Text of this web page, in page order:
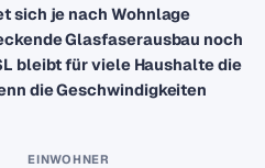
sich je nach Wohnlage
Glasfaserausbau noch
bleibt für viele Haushalte die
die Geschwindigkeiten
EINWOHNER